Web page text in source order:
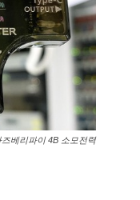
베리파이 4B 소모전력